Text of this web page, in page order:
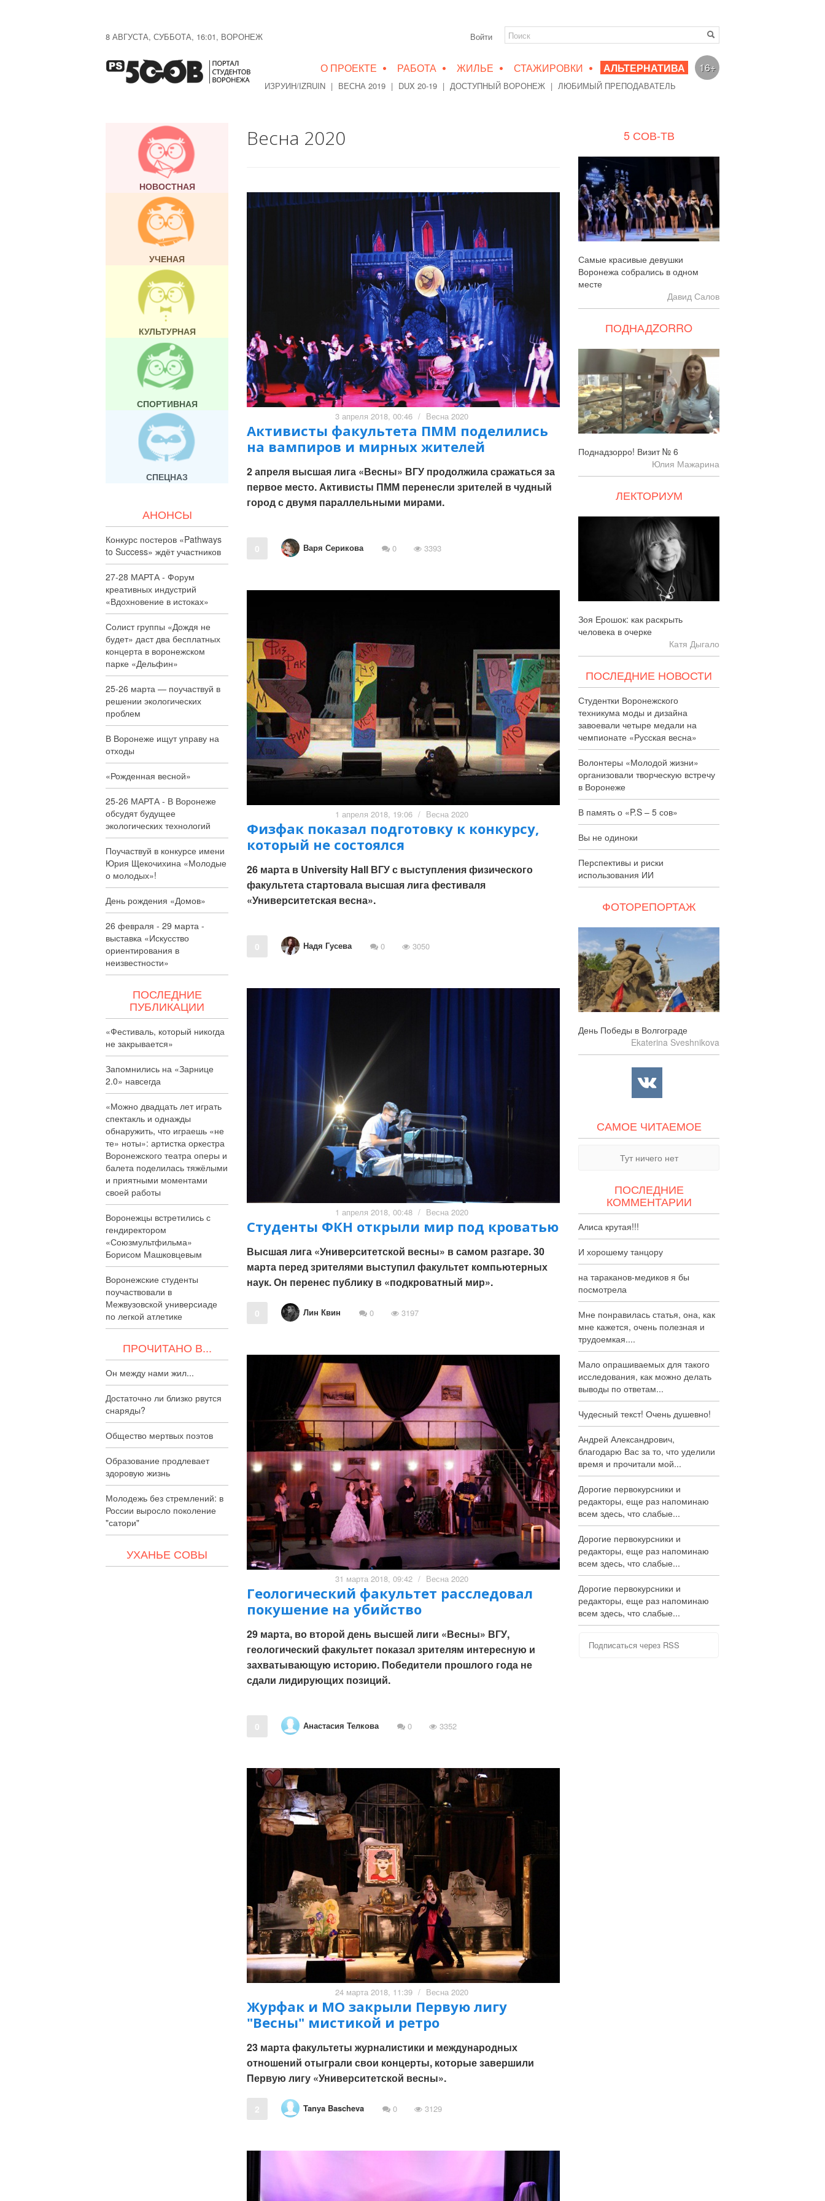
8 АВГУСТА, СУББОТА, 16:01, ВОРОНЕЖ Войти
О ПРОЕКТЕ • РАБОТА • ЖИЛЬЕ • СТАЖИРОВКИ • АЛЬТЕРНАТИВА
ИЗРУИН/IZRUIN | ВЕСНА 2019 | DUX 20-19 | ДОСТУПНЫЙ ВОРОНЕЖ | ЛЮБИМЫЙ ПРЕПОДАВАТЕЛЬ
16+
НОВОСТНАЯ
УЧЕНАЯ
КУЛЬТУРНАЯ
СПОРТИВНАЯ
СПЕЦНАЗ
АНОНСЫ
Конкурс постеров «Pathways
to Success» ждёт участников
27-28 МАРТА - Форум
креативных индустрий
«Вдохновение в истоках»
Солист группы «Дождя не
будет» даст два бесплатных
концерта в воронежском
парке «Дельфин»
25-26 марта — поучаствуй в
решении экологических
проблем
В Воронеже ищут управу на
отходы
«Рожденная весной»
25-26 МАРТА - В Воронеже
обсудят будущее
экологических технологий
Поучаствуй в конкурсе имени
Юрия Щекочихина «Молодые
о молодых»!
День рождения «Домов»
26 февраля - 29 марта -
выставка «Искусство
ориентирования в
неизвестности»
ПОСЛЕДНИЕ
ПУБЛИКАЦИИ
«Фестиваль, который никогда
не закрывается»
Запомнились на «Зарнице
2.0» навсегда
«Можно двадцать лет играть
спектакль и однажды
обнаружить, что играешь «не
те» ноты»: артистка оркестра
Воронежского театра оперы и
балета поделилась тяжёлыми
и приятными моментами
своей работы
Воронежцы встретились с
гендиректором
«Союзмультфильма»
Борисом Машковцевым
Воронежские студенты
поучаствовали в
Межвузовской универсиаде
по легкой атлетике
ПРОЧИТАНО В...
Он между нами жил...
Достаточно ли близко рвутся
снаряды?
Общество мертвых поэтов
Образование продлевает
здоровую жизнь
Молодежь без стремлений: в
России выросло поколение
"сатори"
УХАНЬЕ СОВЫ
Весна 2020
3 апреля 2018, 00:46 / Весна 2020
Активисты факультета ПММ поделились
на вампиров и мирных жителей
2 апреля высшая лига «Весны» ВГУ продолжила сражаться за
первое место. Активисты ПММ перенесли зрителей в чудный
город с двумя параллельными мирами.
0 Варя Серикова 0 3393
1 апреля 2018, 19:06 / Весна 2020
Физфак показал подготовку к конкурсу,
который не состоялся
26 марта в University Hall ВГУ с выступления физического
факультета стартовала высшая лига фестиваля
«Университетская весна».
0 Надя Гусева 0 3050
1 апреля 2018, 00:48 / Весна 2020
Студенты ФКН открыли мир под кроватью
Высшая лига «Университетской весны» в самом разгаре. 30
марта перед зрителями выступил факультет компьютерных
наук. Он перенес публику в «подкроватный мир».
0 Лин Квин 0 3197
31 марта 2018, 09:42 / Весна 2020
Геологический факультет расследовал
покушение на убийство
29 марта, во второй день высшей лиги «Весны» ВГУ,
геологический факультет показал зрителям интересную и
захватывающую историю. Победители прошлого года не
сдали лидирующих позиций.
0 Анастасия Телкова 0 3352
24 марта 2018, 11:39 / Весна 2020
Журфак и МО закрыли Первую лигу
"Весны" мистикой и ретро
23 марта факультеты журналистики и международных
отношений отыграли свои концерты, которые завершили
Первую лигу «Университетской весны».
2 Tanya Bascheva 0 3129
5 СОВ-ТВ
Самые красивые девушки
Воронежа собрались в одном
месте
Давид Салов
ПОДНАДZORRO
Поднадзорро! Визит № 6
Юлия Мажарина
ЛЕКТОРИУМ
Зоя Ерошок: как раскрыть
человека в очерке
Катя Дыгало
ПОСЛЕДНИЕ НОВОСТИ
Студентки Воронежского
техникума моды и дизайна
завоевали четыре медали на
чемпионате «Русская весна»
Волонтеры «Молодой жизни»
организовали творческую встречу
в Воронеже
В память о «P.S – 5 сов»
Вы не одиноки
Перспективы и риски
использования ИИ
ФОТОРЕПОРТАЖ
День Победы в Волгограде
Ekaterina Sveshnikova
САМОЕ ЧИТАЕМОЕ
Тут ничего нет
ПОСЛЕДНИЕ
КОММЕНТАРИИ
Алиса крутая!!!
И хорошему танцору
на тараканов-медиков я бы
посмотрела
Мне понравилась статья, она, как
мне кажется, очень полезная и
трудоемкая....
Мало опрашиваемых для такого
исследования, как можно делать
выводы по ответам...
Чудесный текст! Очень душевно!
Андрей Александрович,
благодарю Вас за то, что уделили
время и прочитали мой...
Дорогие первокурсники и
редакторы, еще раз напоминаю
всем здесь, что слабые...
Дорогие первокурсники и
редакторы, еще раз напоминаю
всем здесь, что слабые...
Дорогие первокурсники и
редакторы, еще раз напоминаю
всем здесь, что слабые...
Подписаться через RSS